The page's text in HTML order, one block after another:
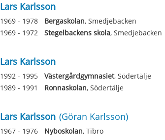
Lars Karlsson
1969 - 1978 Bergaskolan, Smedjebacken
1969 - 1972
Stegelbackens skola, Smedjebacken
Lars Karlsson
1992 - 1995 Västergårdgymnasiet, Södertälje
1989 - 1991
Ronnaskolan, Södertälje
Lars Karlsson (Göran Karlsson)
1967 - 1976 Nyboskolan, Tibro